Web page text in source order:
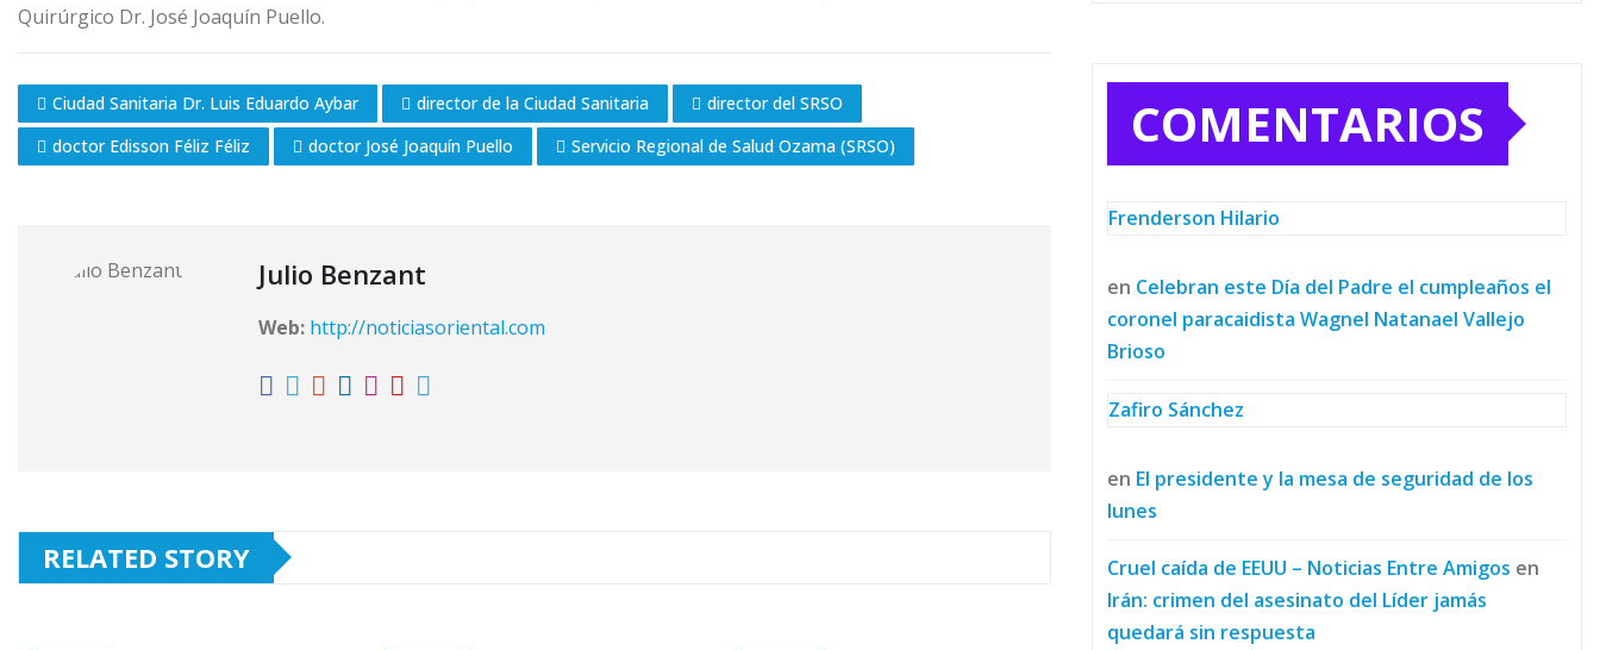
Quirúrgico Dr. José Joaquín Puello.
Ciudad Sanitaria Dr. Luis Eduardo Aybar director de la Ciudad Sanitaria
director del SRSO
doctor Edisson Féliz Féliz
doctor José Joaquín Puello Servicio Regional de Salud Ozama (SRSO)
Julio Benzant
Web: http://noticiasoriental.com
RELATED STORY
COMENTARIOS
Frenderson Hilario
en Celebran este Día del Padre el cumpleaños el
coronel paracaidista Wagnel Natanael Vallejo
Brioso
Zafiro Sánchez
en El presidente y la mesa de seguridad de los
lunes
Cruel caída de EEUU – Noticias Entre Amigos en
Irán: crimen del asesinato del Líder jamás
quedará sin respuesta